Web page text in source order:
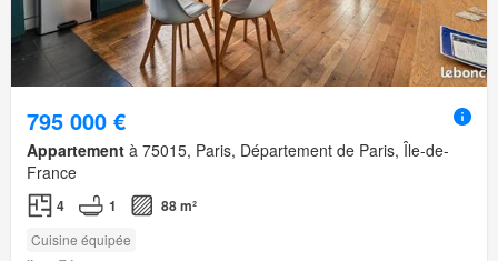
795 000 €
Appartement à 75015, Paris, Département de Paris, Île-de-
France
4 1 88 m²
Cuisine équipée